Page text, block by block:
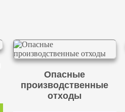
Опасные
производственные
отходы